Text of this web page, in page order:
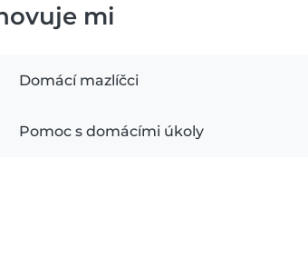
mi
Domácí mazlíčci
Pomoc s domácími úkoly